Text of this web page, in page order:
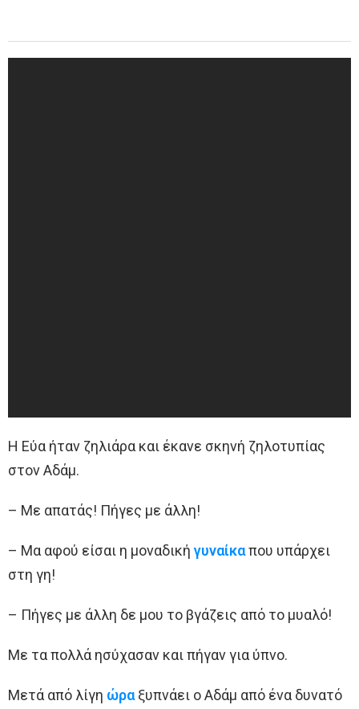
Η Εύα ήταν ζηλιάρα και έκανε σκηνή ζηλοτυπίας
στον Αδάμ.
– Με απατάς! Πήγες με άλλη!
– Μα αφού είσαι η μοναδική γυναίκαπου υπάρχει
στη γη!
– Πήγες με άλλη δε μου το βγάζεις από το μυαλό!
Με τα πολλά ησύχασαν και πήγαν για ύπνο.
Μετά από λίγη ώραξυπνάει ο Αδάμ από ένα δυνατό